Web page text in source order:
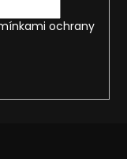
ochrany